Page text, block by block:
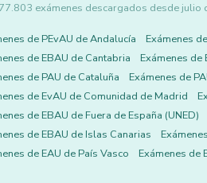
exámenes descargados desde julio
de PEvAU de Andalucía Exámenes
de EBAU de Cantabria
Exámenes de
de PAU de Cataluña
Exámenes de
de EvAU de Comunidad de Madrid
de EBAU de Fuera de España (UNED)
de EBAU de Islas Canarias
de EAU de País Vasco
Exámenes de